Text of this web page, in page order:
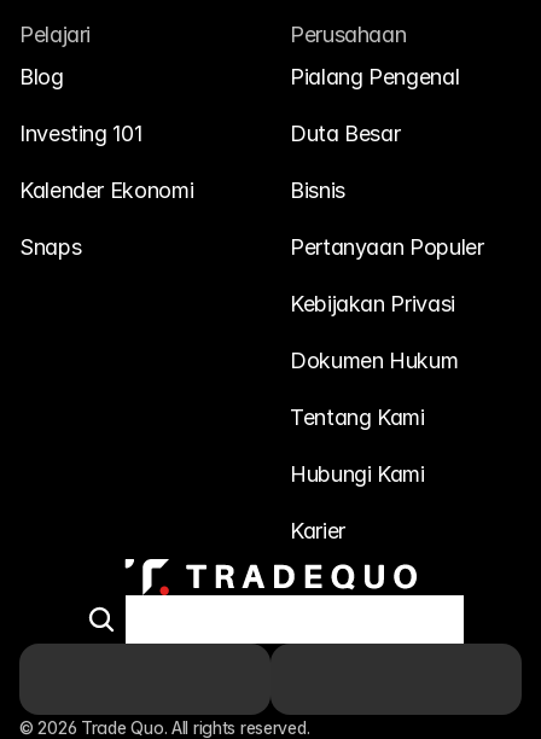
Pelajari
Blog
Investing 101
Kalender Ekonomi
Snaps
Perusahaan
Pialang Pengenal
Duta Besar
Bisnis
Pertanyaan Populer
Kebijakan Privasi
Dokumen Hukum
Tentang Kami
Hubungi Kami
Karier
© 2026 Trade Quo. All rights reserved.